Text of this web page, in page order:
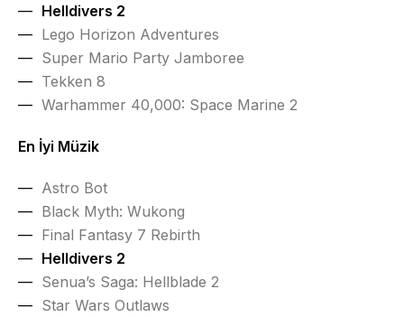
Helldivers 2
Lego Horizon Adventures
Super Mario Party Jamboree
Tekken 8
Warhammer 40,000: Space Marine 2
En İyi Müzik
Astro Bot
Black Myth: Wukong
Final Fantasy 7 Rebirth
Helldivers 2
Senua’s Saga: Hellblade 2
Star Wars Outlaws